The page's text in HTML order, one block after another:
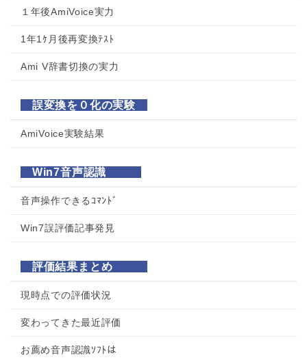
１年後AmiVoice実力
1年1ｹ月後再変換ﾃｽﾄ
Ami V辞書切換の実力
誤変換を０化の実験
AmiVoice実験結果
Win7音声認識
音声操作できるｺﾏﾝﾄﾞ
Win7誤評価記事発見
評価結果まとめ
現時点での評価状況
変わってきた最近評価
お薦め音声認識ｿﾌﾄは